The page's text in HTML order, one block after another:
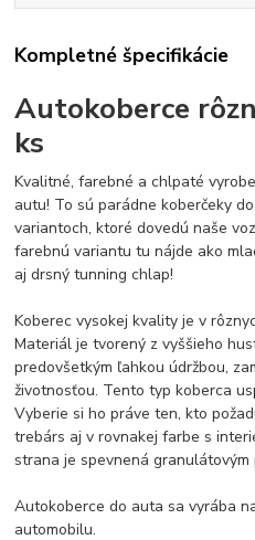
Kompletné špecifikácie
Autokoberce
ks
Kvalitné, farebné a chlpaté
autu! To sú parádne koberčeky
variantoch, ktoré dovedú naše
farebnú variantu tu nájde ako
aj drsný tunning chlap!
Koberec vysokej kvality je v
Materiál je tvorený z vyššieho
predovšetkým ľahkou údržbou,
životnosťou. Tento typ koberca
Vyberie si ho práve ten, kto
trebárs aj v rovnakej farbe s
strana je spevnená granulátovým
Autokoberce do auta sa vyrába
automobilu.